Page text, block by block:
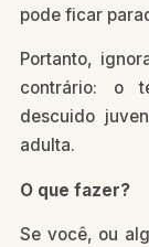
pode ficar
Portanto,
contrário: o
descuido
adulta.
O que fazer?
Se você, ou